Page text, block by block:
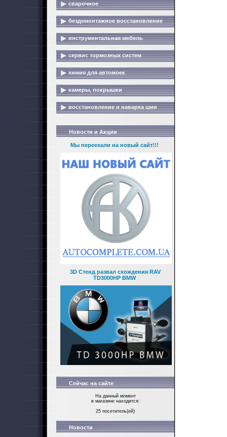
сварочное
бездемонтажное восстановление
инструментальная мебель
сервис тормозных систем
химия для автомоек
камеры, покрышки
восстановление и наварка шин
Новости и Акции
Мы переехали на новый сайт!!!
3D Стенд развал схождения RAV
TD3000HP BMW
Сейчас на сайте
На данный момент
в магазине находится:
25 посетитель(ей)
Новости